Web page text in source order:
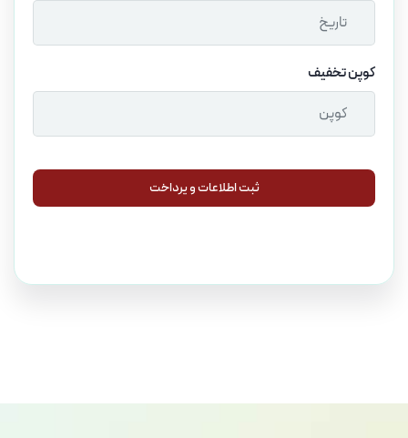
کوپن تخفیف
ثبت اطلاعات و پرداخت